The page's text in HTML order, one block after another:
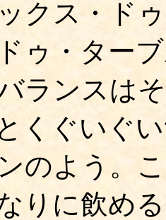
クス・ド
ゥ・ター
ランスは
くぐいぐ
のよう。
りに飲め